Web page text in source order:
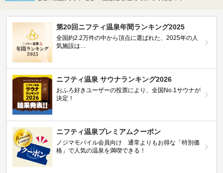
第20回ニフティ温泉年間ランキング2025
全国約2.2万件の中から頂点に選ばれた、2025年の人
気施設は…
ニフティ温泉 サウナランキング2026
おふろ好きユーザーの投票により、全国No.1サウナが
決定！
ニフティ温泉プレミアムクーポン
ノジマモバイル会員向け 通常よりもお得な「特別価
格」で人気の温泉を満喫できる！